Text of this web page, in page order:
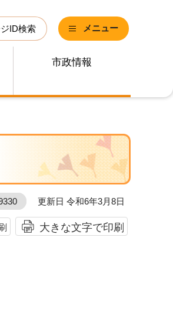
ID検索 メニュー
市政情報
更新日 令和6年3月8日
大きな文字で印刷